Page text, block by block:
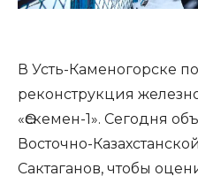
В Усть-Каменогорске
реконструкция
«Өскемен-1». Сегодня
Восточно-
Сактаганов, чтобы